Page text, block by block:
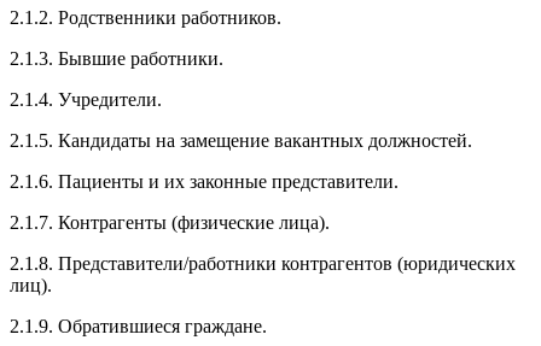
2.1.2. Родственники работников.
2.1.3. Бывшие работники.
2.1.4. Учредители.
2.1.5. Кандидаты на замещение вакантных должностей.
2.1.6. Пациенты и их законные представители.
2.1.7. Контрагенты (физические лица).
2.1.8. Представители/работники контрагентов (юридических
лиц).
2.1.9. Обратившиеся граждане.